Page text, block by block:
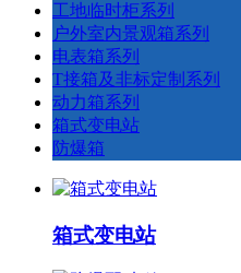
工地临时柜系列
户外室内景观箱系列
电表箱系列
T接箱及非标定制系列
动力箱系列
箱式变电站
防爆箱
箱式变电站